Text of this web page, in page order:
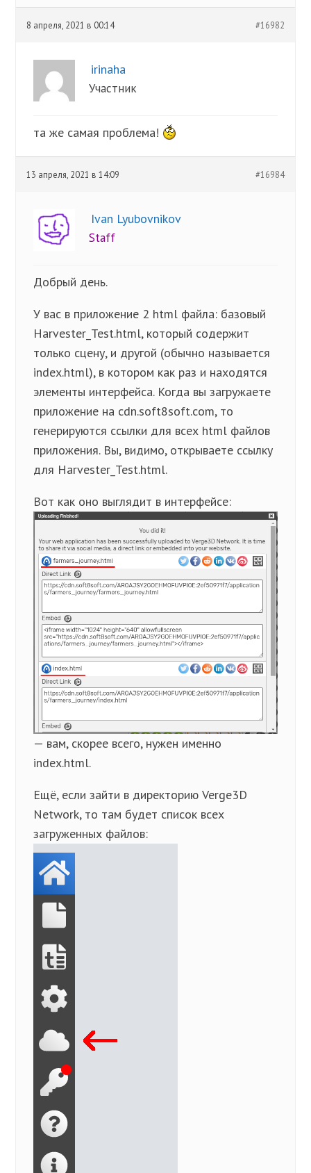
8 апреля, 2021 в 00:14 #16982
irinaha
Участник
та же самая проблема!
13 апреля, 2021 в 14:09 #16984
Ivan Lyubovnikov
Staff
Добрый день.
У вас в приложение 2 html файла: базовый
Harvester_Test.html, который содержит
только сцену, и другой (обычно называется
index.html), в котором как раз и находятся
элементы интерфейса. Когда вы загружаете
приложение на cdn.soft8soft.com, то
генерируются ссылки для всех html файлов
приложения. Вы, видимо, открываете ссылку
для Harvester_Test.html.
Вот как оно выглядит в интерфейсе:
— вам, скорее всего, нужен именно
index.html.
Ещё, если зайти в директорию Verge3D
Network, то там будет список всех
загруженных файлов: